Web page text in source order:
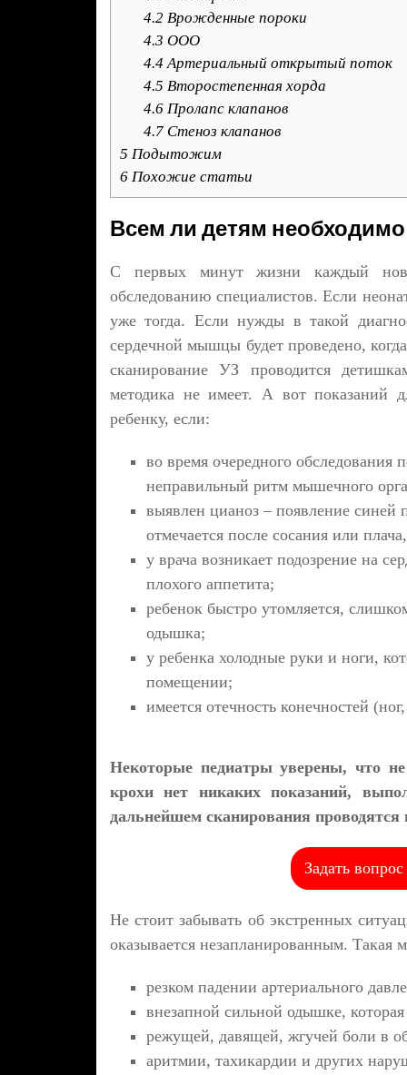
4.2 Врожденные пороки
4.3 ООО
4.4 Артериальный открытый поток
4.5 Второстепенная хорда
4.6Пролапс клапанов
4.7Стеноз клапанов
5 Подытожим
6 Похожие статьи
Всем ли детям
С первых минут жизни каждый
обследованию специалистов. Если
уже тогда. Если нужды в такой
сердечной мышцы будет проведено,
сканирование УЗ проводится
методика не имеет. А вот показаний
ребенку, если:
во время очередного
неправильный ритм мышечного
выявлен цианоз – появление синей
отмечается после сосания или
у врача возникает подозрение на
плохого аппетита;
ребенок быстро утомляется,
одышка;
у ребенка холодные руки и ноги,
помещении;
имеется отечность конечностей
Некоторые педиатры уверены, что
крохи нет никаких показаний,
дальнейшем сканирования проводятся
Задать
Не стоит забывать об экстренных
оказывается незапланированным. Такая
резком падении артериального
внезапной сильной одышке,
режущей, давящей, жгучей боли в
аритмии, тахикардии и других